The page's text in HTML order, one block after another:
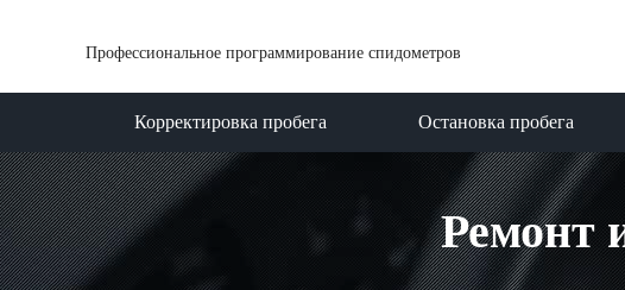
Профессиональное программирование спидометров
Корректировка пробега Остановка пробега
Ремонт